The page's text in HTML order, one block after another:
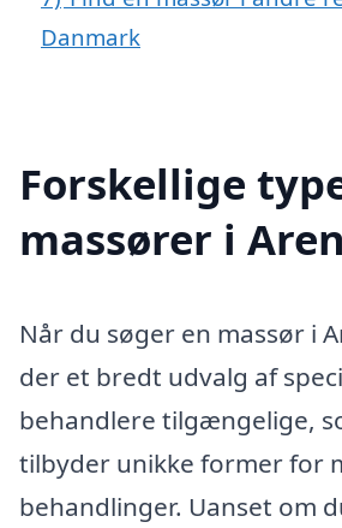
Danmark
Forskellige
massører i
Når du søger en massør i
der et bredt udvalg af
behandlere tilgængelige,
tilbyder unikke former for
behandlinger. Uanset om